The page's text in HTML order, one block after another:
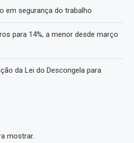
em segurança do trabalho
para 14%, a menor desde março
da Lei do Descongela para
mostrar.